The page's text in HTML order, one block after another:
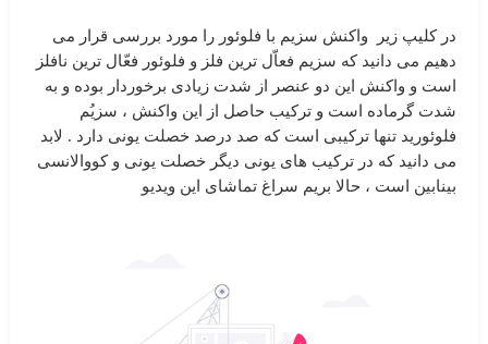
در کلیپ زیر ‏ واکنش سزیم با فلوئور را مورد بررسی قرار می
دهیم می دانید که سزیم فعاّل ترین فلز و فلوئور فعّال ترین نافلز
است و واکنش این دو عنصر از شدت زیادی برخوردار بوده و به
شدت گرماده است و ترکیب حاصل از این واکنش ، سزیُم
فلوئورید تنها ترکیبی است که صد درصد خصلت یونی دارد . لابد
می دانید که در ترکیب های یونی دیگر خصلت یونی و کووالانسی
بینابین است ، حالا بریم سراغ تماشای این ویدیو